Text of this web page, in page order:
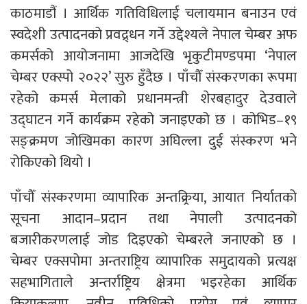
काठमाडौं । आर्थिक गतिविधिलाई चलायमान बनाउन एवं
स्वदेशी उत्पादनको प्रवद्र्धन गर्ने उद्देश्यले नेपाल चेम्बर अफ
कमर्सको आयोजनामा आजदेखि भृकुटीमण्डपमा ‘नेपाल
चेम्बर एक्स्पो २०२२’ सुरु हुँदैछ । पाँचौँ संस्करणका रूपमा
रहेको कमर्स मेलाको प्रधानमन्त्री शेरबहादुर देउवाले
उद्घाटन गर्ने कार्यक्रम रहेको जनाइएको छ । कोभिड–१९
सङ्क्रमण जोखिमका कारण अघिल्ला दुई संस्करण भने
रोकिएको थियो ।
पाँचौँ संस्करणमा व्यापारिक अन्तक्र्रिया, आयात निर्यातको
सूचना आदान–प्रदान तथा नेपाली उत्पादनको
बजारीकरणलाई जोड दिइएको चेम्बरले जनाएको छ ।
चेम्बर एक्सपोमा अन्तराष्ट्रिय व्यापारिक समुदायको प्रत्यक्ष
सहभागिताले अन्तर्राष्ट्रिय क्षेत्रमा भइरहेका आर्थिक